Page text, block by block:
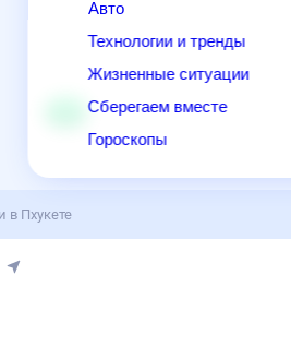
Авто
Технологии и тренды
Жизненные ситуации
Сберегаем вместе
Гороскопы
в Пхукете